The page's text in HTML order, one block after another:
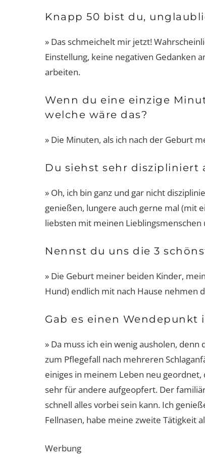
Knapp 50 bist du,
» Das schmeichelt mir jetzt!
Einstellung, keine negativen Gedanken
arbeiten.
Wenn du eine einzige
welche wäre das?
» Die Minuten, als ich nach der Geburt
Du siehst sehr diszipliniert
» Oh, ich bin ganz und gar nicht
genießen, lungere auch gerne mal (mit
liebsten mit meinen Lieblingsmenschen
Nennst du uns die 3
» Die Geburt meiner beiden Kinder,
Hund) endlich mit nach Hause nehmen
Gab es einen Wendepunkt
» Da muss ich ein wenig ausholen,
zum Pflegefall nach mehreren
einiges in meinem Leben neu
sehr für andere aufgeopfert. Der
schnell alles vorbei sein kann. Ich
Fellnasen, habe meine zweite Tätigkeit
Werbung
Damen-
wegen!